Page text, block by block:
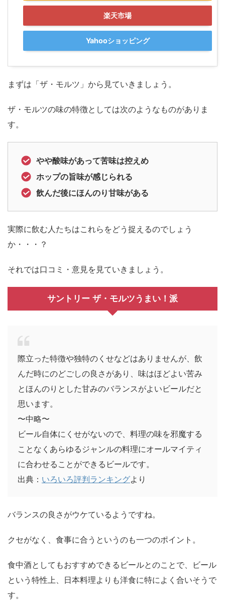
楽天市場
Yahooショッピング
まずは「ザ・モルツ」から見ていきましょう。
ザ・モルツの味の特徴としては次のようなものがありま
す。
やや酸味があって苦味は控えめ
ホップの旨味が感じられる
飲んだ後にほんのり甘味がある
実際に飲む人たちはこれらをどう捉えるのでしょう
か・・・？
それでは口コミ・意見を見ていきましょう。
サントリー ザ・モルツうまい！派
際立った特徴や独特のくせなどはありませんが、飲
んだ時にのどごしの良さがあり、味はほどよい苦み
とほんのりとした甘みのバランスがよいビールだと
思います。
〜中略〜
ビール自体にくせがないので、料理の味を邪魔する
ことなくあらゆるジャンルの料理にオールマイティ
に合わせることができるビールです。
出典： いろいろ評判ランキングより
バランスの良さがウケているようですね。
クセがなく、食事に合うというのも一つのポイント。
食中酒としてもおすすめできるビールとのことで、ビール
という特性上、日本料理よりも洋食に特によく合いそうで
す。